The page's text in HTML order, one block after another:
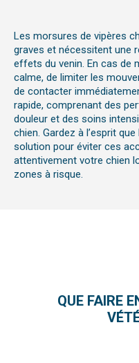
Les morsures de vipères
graves et nécessitent une
effets du venin. En cas de
calme, de limiter les
de contacter
rapide, comprenant des
douleur et des soins
chien. Gardez à l’esprit
solution pour éviter ces
attentivement votre chien
zones à risque.
QUE FAIRE